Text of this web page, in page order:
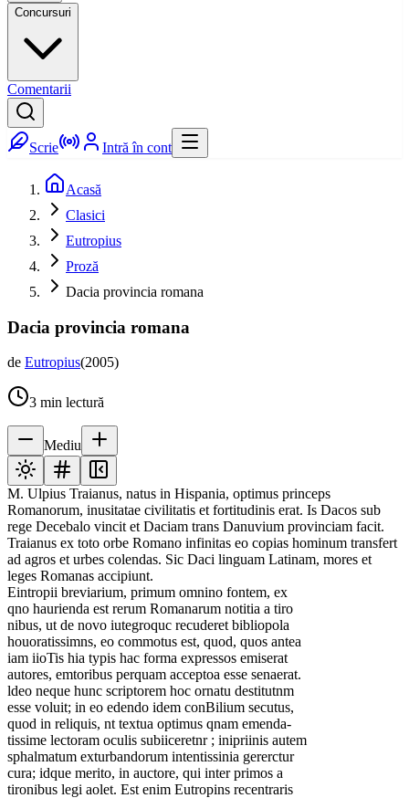
Concursuri
Comentarii
Scrie Intră în cont
Acasă
Clasici
Eutropius
Proză
Dacia provincia romana
Dacia provincia romana
de Eutropius(2005)
3 min lectură
Mediu
M. Ulpius Traianus, natus in Hispania, optimus princeps
Romanorum, inusitatae civilitatis et fortitudinis erat. Is Dacos sub
rege Decebalo vincit et Daciam trans Danuvium provinciam facit.
Traianus ex toto orbe Romano infinitas eo copias hominum transfert
ad agros et urbes colendas. Sic Daci linguam Latinam, mores et
leges Romanas accipiunt.
Eintropii breviarium, primum omnino fontem, ex
qno haurienda est rerum Romanarum notitia a tiro
nibus, ut de novo iutegroquc recuderet bibliopola
houoratissimns, eo commotus est, quod, quos antea
iam iioTis hia typis hac forma expressos emiserat
autores, emtoribus perquam acceptoa esse senaerat.
ldeo neque hunc scriptorem hoc ornatu destitutnm
esse voluit; in eo edendo idem conBilium secutus,
quod in reliquis, nt textua optimus qnam emenda-
tissime lectoram oculis subiiceretnr ; inipriinis autem
sphalmatum exturbandorum intentissinia gererctur
cura; idque merito, in auctore, qui inter primos a
tironibus legi aolet. Est enim Eutropins recentraris